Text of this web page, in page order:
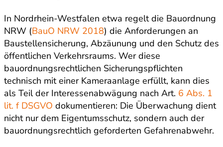
In Nordrhein-Westfalen etwa regelt die Bauordnung
NRW (BauO NRW 2018) die Anforderungen an
Baustellensicherung, Abzäunung und den Schutz des
öffentlichen Verkehrsraums. Wer diese
bauordnungsrechtlichen Sicherungspflichten
technisch mit einer Kameraanlage erfüllt, kann dies
als Teil der Interessenabwägung nach Art. 6 Abs. 1
lit. f DSGVO dokumentieren: Die Überwachung dient
nicht nur dem Eigentumsschutz, sondern auch der
bauordnungsrechtlich geforderten Gefahrenabwehr.